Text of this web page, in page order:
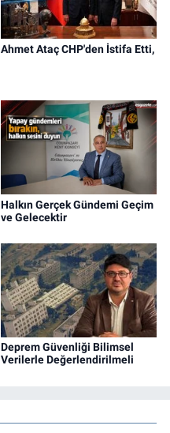
Ahmet Ataç CHP'den İstifa Etti,
Halkın Gerçek Gündemi Geçim
ve Gelecektir
Deprem Güvenliği Bilimsel
Verilerle Değerlendirilmeli